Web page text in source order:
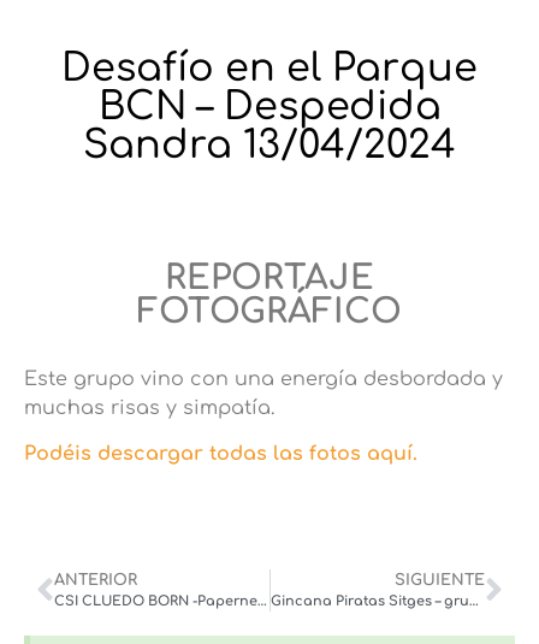
Desafío en el Parque
BCN – Despedida
Sandra 13/04/2024
REPORTAJE
FOTOGRÁFICO
Este grupo vino con una energía desbordada y
muchas risas y simpatía.
Podéis descargar todas las fotos aquí.
ANTERIOR
CSI CLUEDO BORN -Papernest – 04/04/24
SIGUIENTE
Gincana Piratas Sitges – grupo Pilar – 13/04/24